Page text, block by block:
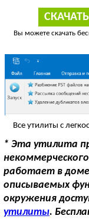
Вы можете скачать
Все утилиты с
* Эта утилита
работает в
описываемых
окружения
утилиты.